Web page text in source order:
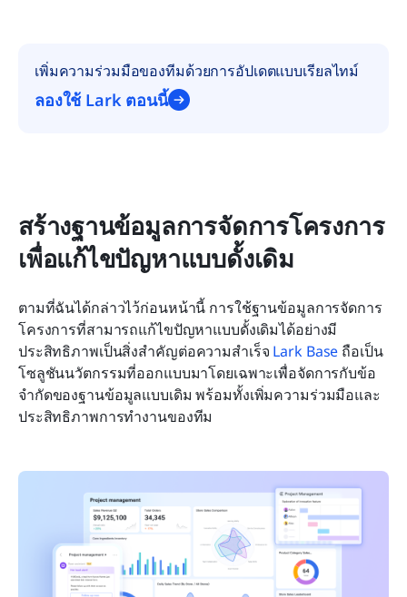
เพิ่มความร่วมมือของทีมด้วยการอัปเดตแบบเรียลไทม์
ลองใช้ Lark ตอนนี้
สร้างฐานข้อมูลการจัดการโครงการ
เพื่อแก้ไขปัญหาแบบดั้งเดิม
ตามที่ฉันได้กล่าวไว้ก่อนหน้านี้ การใช้ฐานข้อมูลการจัดการ
โครงการที่สามารถแก้ไขปัญหาแบบดั้งเดิมได้อย่างมี
ประสิทธิภาพเป็นสิ่งสำคัญต่อความสำเร็จ Lark Base ถือเป็น
โซลูชันนวัตกรรมที่ออกแบบมาโดยเฉพาะเพื่อจัดการกับข้อ
จำกัดของฐานข้อมูลแบบเดิม พร้อมทั้งเพิ่มความร่วมมือและ
ประสิทธิภาพการทำงานของทีม